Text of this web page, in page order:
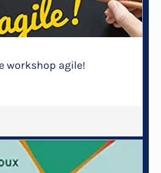
workshop agile!